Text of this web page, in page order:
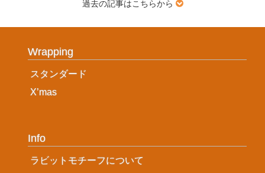
過去の記事はこちらから
Wrapping
スタンダード
X’mas
Info
ラビットモチーフについて